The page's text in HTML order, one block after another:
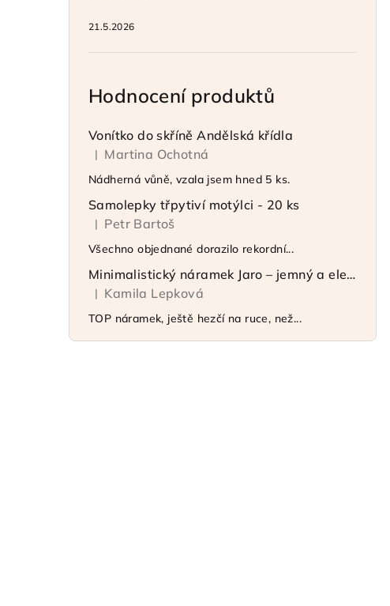
21.5.2026
Hodnocení produktů
Vonítko do skříně Andělská křídla
Hodnocení produktu je 5 z 5 hvězdiček.
| Martina Ochotná
Nádherná vůně, vzala jsem hned 5 ks.
Samolepky třpytiví motýlci - 20 ks
Hodnocení produktu je 5 z 5 hvězdiček.
| Petr Bartoš
Všechno objednané dorazilo rekordní...
Minimalistický náramek Jaro – jemný a elegantní
Hodnocení produktu je 5 z 5 hvězdiček.
| Kamila Lepková
TOP náramek, ještě hezčí na ruce, než...